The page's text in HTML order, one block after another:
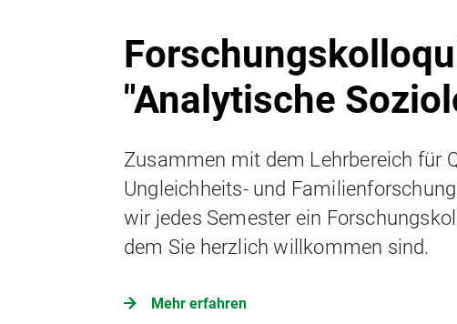
"Analytische
Zusammen mit dem Lehrbereich für
Ungleichheits- und
wir jedes Semester ein
dem Sie herzlich willkommen sind.
Mehr erfahren